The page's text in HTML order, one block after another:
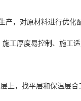
产，对原材料进行优化
工厚度易控制、施工
上，找平层和保温层合